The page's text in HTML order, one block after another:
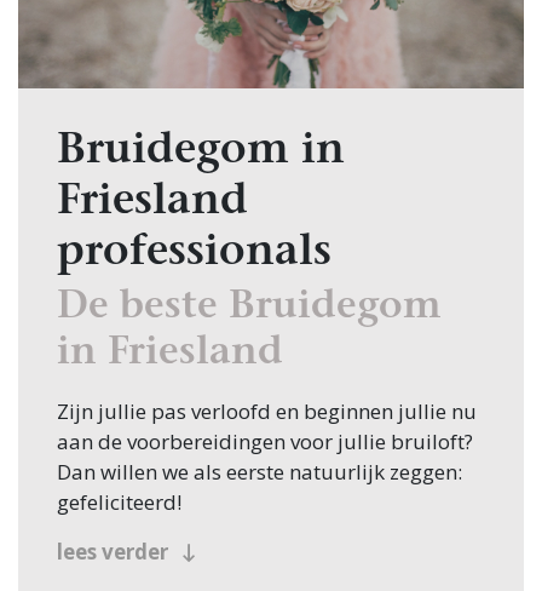
Bruidegom in
Friesland
professionals
De beste Bruidegom
in Friesland
Zijn jullie pas verloofd en beginnen jullie nu
aan de voorbereidingen voor jullie bruiloft?
Dan willen we als eerste natuurlijk zeggen:
gefeliciteerd!
Veel bruidsparen beginnen hun zoektocht
lees verder